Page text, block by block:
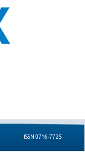
ISSN 0716-7725